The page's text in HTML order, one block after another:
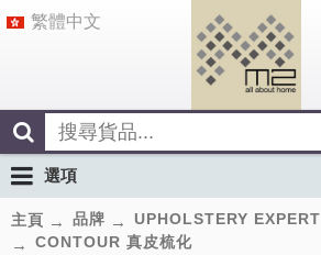
繁體中文
選項
主頁 品牌
UPHOLSTERY EXPERT
CONTOUR 真皮梳化